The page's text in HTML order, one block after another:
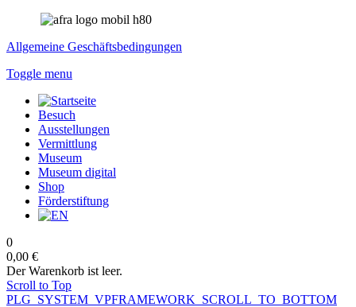
Allgemeine Geschäftsbedingungen
Toggle menu
Besuch
Ausstellungen
Vermittlung
Museum
Museum digital
Shop
Förderstiftung
0
0,00 €
Der Warenkorb ist leer.
Scroll to Top
PLG_SYSTEM_VPFRAMEWORK_SCROLL_TO_BOTTOM